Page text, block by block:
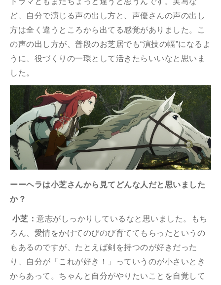
ど、自分で演じる声の出し方と、声優さんの声の出し
方は全く違うところから出てる感覚がありました。こ
の声の出し方が、普段のお芝居でも“演技の幅”になるよ
うに、役づくりの一環として活きたらいいなと思いま
した。
ーーヘラは小芝さんから見てどんな人だと思いました
か？
小芝： 意志がしっかりしているなと思いました。もち
ろん、愛情をかけてのびのび育ててもらったというの
もあるのですが、たとえば剣を持つのが好きだった
り、自分が「これが好き！」っていうのが小さいとき
からあって。ちゃんと自分がやりたいことを自覚して